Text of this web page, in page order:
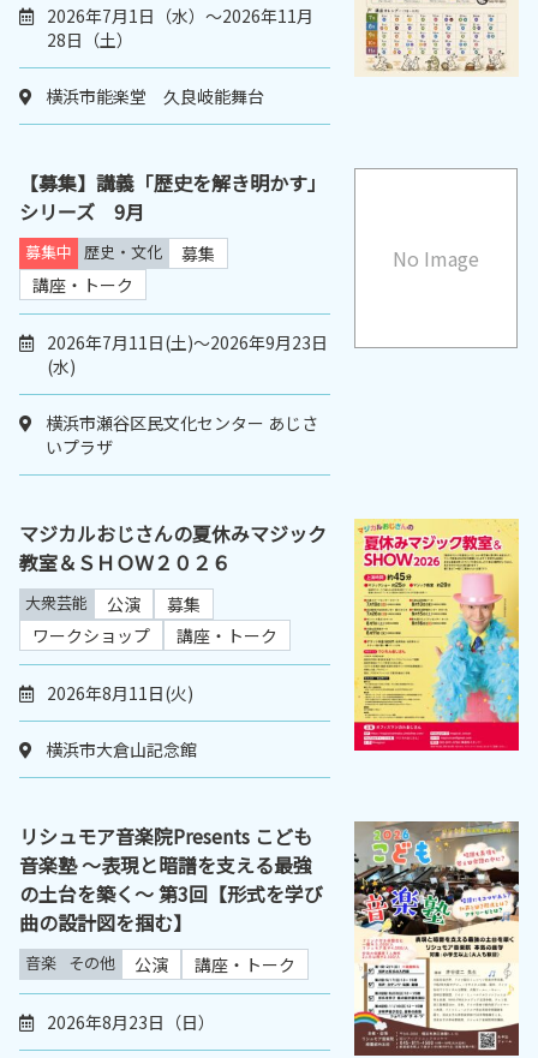
2026年7月1日（水）～2026年11月
28日（土）
横浜市能楽堂 久良岐能舞台
No Image
【募集】講義「歴史を解き明かす」
シリーズ 9月
募集中 歴史・文化
募集
講座・トーク
2026年7月11日(土)～2026年9月23日
(水)
横浜市瀬谷区民文化センター あじさ
いプラザ
マジカルおじさんの夏休みマジック
教室＆ＳＨＯＷ２０２６
大衆芸能 公演
募集
ワークショップ
講座・トーク
2026年8月11日(火)
横浜市大倉山記念館
リシュモア音楽院Presents こども
音楽塾 ～表現と暗譜を支える最強
の土台を築く～ 第3回【形式を学び
曲の設計図を掴む】
音楽 その他 公演 講座・トーク
2026年8月23日（日）